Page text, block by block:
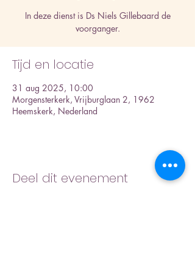
In deze dienst is Ds Niels Gillebaard de
voorganger.
Tijd en locatie
31 aug 2025, 10:00
Morgensterkerk, Vrijburglaan 2, 1962
Heemskerk, Nederland
Deel dit evenement